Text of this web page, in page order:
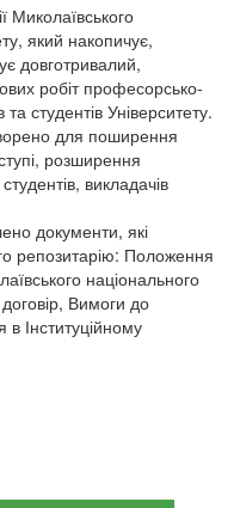
Миколаївського
який накопичує,
довготривалий,
робіт професорсько-
студентів Університету.
для поширення
розширення
викладачів
документи, які
репозитарію: Положення
національного
Вимоги до
Інституційному